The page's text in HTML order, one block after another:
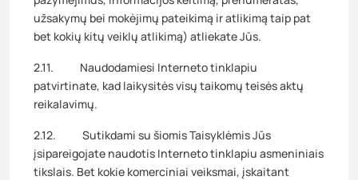
užsakymų bei mokėjimų pateikimą ir atlikimą taip pat
bet kokių kitų veiklų atlikimą) atliekate Jūs.
2.11. Naudodamiesi Interneto tinklapiu
patvirtinate, kad laikysitės visų taikomų teisės aktų
reikalavimų.
2.12. Sutikdami su šiomis Taisyklėmis Jūs
įsipareigojate naudotis Interneto tinklapiu asmeniniais
tikslais. Bet kokie komerciniai veiksmai, įskaitant